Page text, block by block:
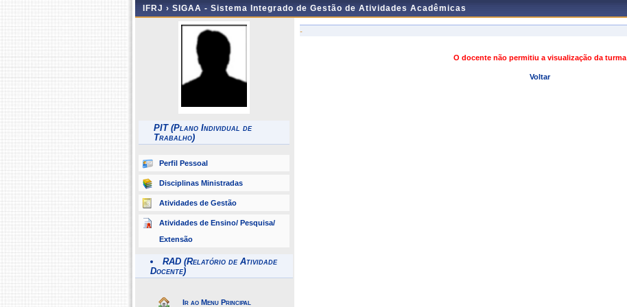
IFRJ › SIGAA - Sistema Integrado de Gestão de Atividades Acadêmicas
PIT (Plano Individual de
Trabalho)
Perfil Pessoal
Disciplinas Ministradas
Atividades de Gestão
Atividades de Ensino/ Pesquisa/
Extensão
RAD (Relatório de Atividade
Docente)
Ir ao Menu Principal
-
O docente não permitiu a visualização da turma
Voltar